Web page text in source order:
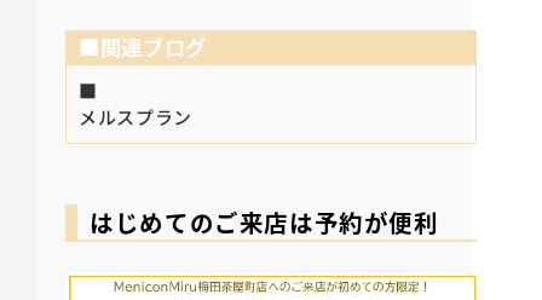
■関連ブログ
■
メルスプラン
はじめてのご来店は予約が便利